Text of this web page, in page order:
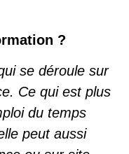
?
se déroule sur
Ce qui est plus
du temps
peut aussi